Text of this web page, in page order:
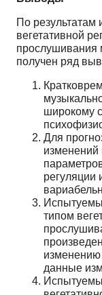
По результатам
вегетативной
прослушивания
получен ряд
широкому
Для
изменений
регуляции
типом
изменению
данные